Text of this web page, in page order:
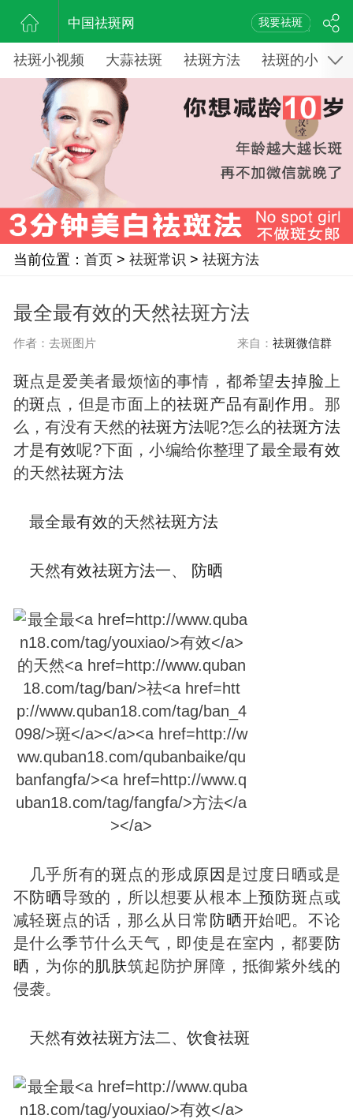
中国祛斑网 我要祛斑
祛斑小视频 大蒜祛斑 祛斑方法 祛斑的小窍门
当前位置： 首页> 祛斑常识 > 祛斑方法
最全最有效的天然祛斑方法
作者：去斑图片 来自： 祛斑微信群
斑点是爱美者最烦恼的事情，都希望去掉脸 上
的斑 点，但是市面上的祛斑产品有副作用 。那
么，有没有天然的祛斑方法呢?怎么的祛斑方法
才是有效呢?下面，小编给你整理了最全最有效
的天然祛斑方法
最全最有效的天然祛斑方法
天然有效祛斑方法一、 防晒
几乎所有的斑 点的形成原因 是过度日晒或是
不防晒导致的，所以想要从根本上预防斑 点或
减轻斑 点的话，那么从日常 防晒开始吧。不论
是什么季节什么天气，即使是在室内，都要防
晒 ，为你的肌肤筑起防护屏障，抵御紫外线的
侵袭。
天然有效祛斑方法二、 饮食祛斑